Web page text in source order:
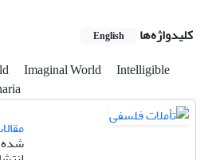
کلیدواژه‌ها
English
Imaginal World
Intelligible
شده